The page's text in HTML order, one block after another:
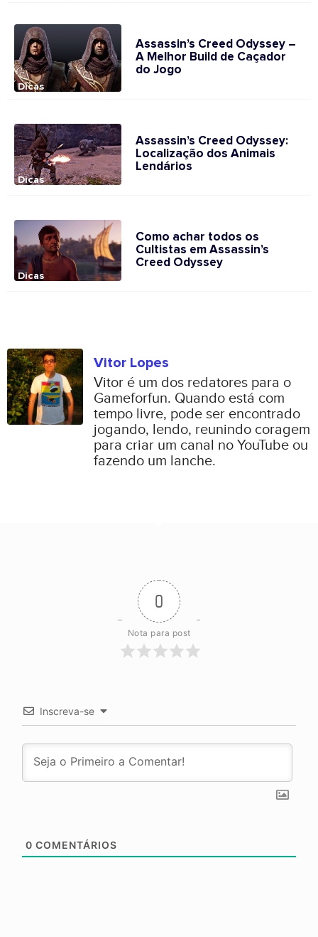
Dicas
Assassin’s Creed Odyssey –
A Melhor Build de Caçador
do Jogo
Dicas
Assassin’s Creed Odyssey:
Localização dos Animais
Lendários
Dicas
Como achar todos os
Cultistas em Assassin’s
Creed Odyssey
Vitor Lopes
Vitor é um dos redatores para o
Gameforfun. Quando está com
tempo livre, pode ser encontrado
jogando, lendo, reunindo coragem
para criar um canal no YouTube ou
fazendo um lanche.
0
Nota para post
Inscreva-se
0 COMENTÁRIOS